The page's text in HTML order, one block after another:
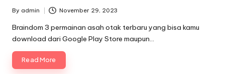
Posted
by
By admin November 29, 2023
Braindom 3 permainan asah otak terbaru yang bisa kamu
download dari Google Play Store maupun…
Read More